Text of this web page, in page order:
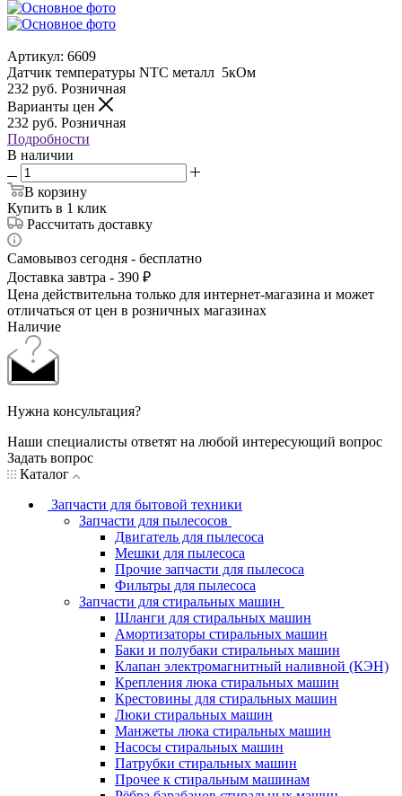
Артикул: 6609
Датчик температуры NTC металл 5кОм
232 руб. Розничная
Варианты цен
232 руб. Розничная
Подробности
В наличии
В корзину
Купить в 1 клик
Рассчитать доставку
Самовывоз сегодня - бесплатно
Доставка завтра - 390 ₽
Цена действительна только для интернет-магазина и может
отличаться от цен в розничных магазинах
Наличие
Нужна консультация?
Наши специалисты ответят на любой интересующий вопрос
Задать вопрос
Каталог
Запчасти для бытовой техники
Запчасти для пылесосов
Двигатель для пылесоса
Мешки для пылесоса
Прочие запчасти для пылесоса
Фильтры для пылесоса
Запчасти для стиральных машин
Шланги для стиральных машин
Амортизаторы стиральных машин
Баки и полубаки стиральных машин
Клапан электромагнитный наливной (КЭН)
Крепления люка стиральных машин
Крестовины для стиральных машин
Люки стиральных машин
Манжеты люка стиральных машин
Насосы стиральных машин
Патрубки стиральных машин
Прочее к стиральным машинам